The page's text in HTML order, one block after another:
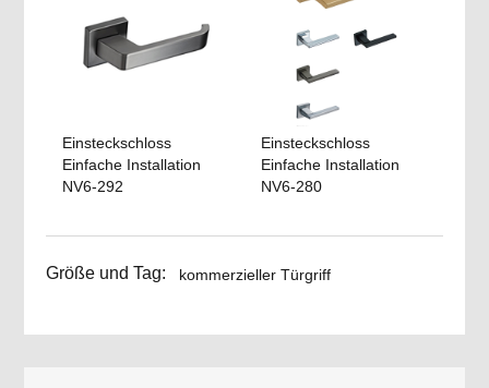
Einsteckschloss
Einfache Installation
NV6-292
Einsteckschloss
Einfache Installation
NV6-280
Größe und Tag: kommerzieller Türgriff